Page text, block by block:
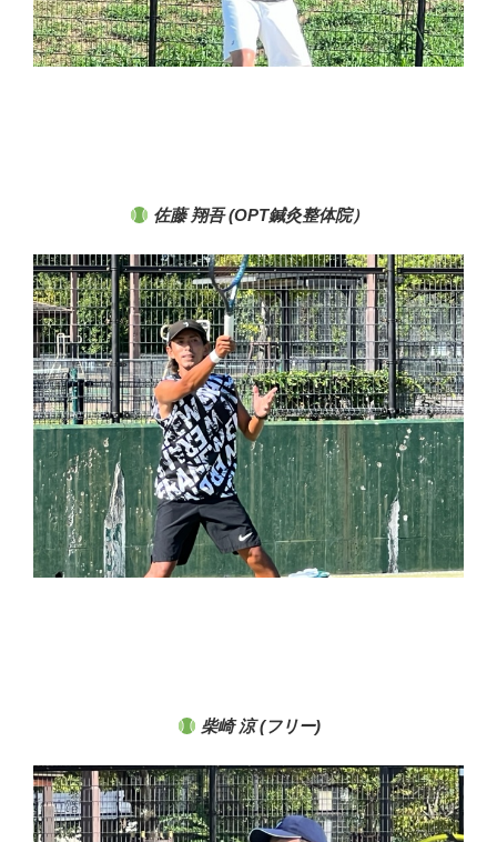
佐藤 翔吾 (OPT鍼灸整体院）
柴崎 涼 (フリー)